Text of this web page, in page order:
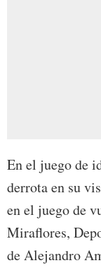
En el juego de
derrota en su
en el juego de
Miraflores,
de Alejandro